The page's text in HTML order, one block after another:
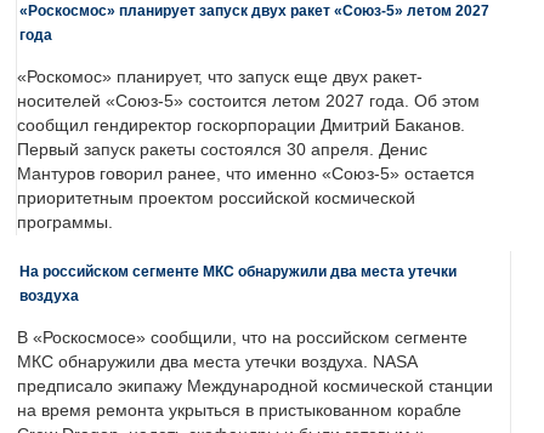
«Роскосмос» планирует запуск двух ракет «Союз-5» летом 2027
года
«Роскомос» планирует, что запуск еще двух ракет-
носителей «Союз-5» состоится летом 2027 года. Об этом
сообщил гендиректор госкорпорации Дмитрий Баканов.
Первый запуск ракеты состоялся 30 апреля. Денис
Мантуров говорил ранее, что именно «Союз-5» остается
приоритетным проектом российской космической
программы.
На российском сегменте МКС обнаружили два места утечки
воздуха
В «Роскосмосе» сообщили, что на российском сегменте
МКС обнаружили два места утечки воздуха. NASA
предписало экипажу Международной космической станции
на время ремонта укрыться в пристыкованном корабле